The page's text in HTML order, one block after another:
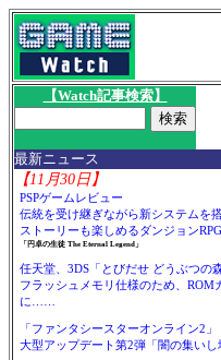
【Watch記事検索】
最新ニュース
【11月30日】
PSPゲームレビュー
伝統を受け継ぎながら新システムを
ストーリーも楽しめるダンジョンRPG
「円卓の生徒 The Eternal Legend」
任天堂、3DS「とびだせ どうぶつの森
フラッシュメモリ仕様のため、ROM
に……
「ファンタシースターオンライン2」
大型アップデート第2弾「闇の集いし